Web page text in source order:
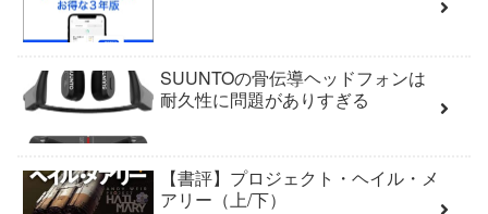
SUUNTOの骨伝導ヘッドフォンは
耐久性に問題がありすぎる
【書評】プロジェクト・ヘイル・メ
アリー（上/下）